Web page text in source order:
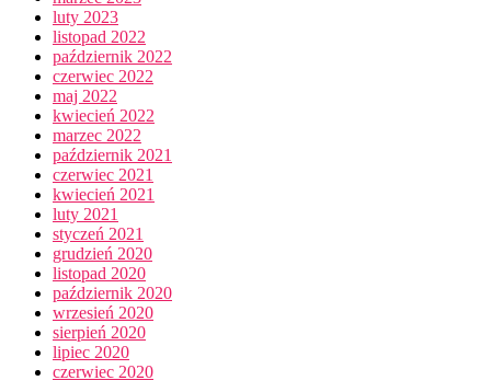
luty 2023
listopad 2022
październik 2022
czerwiec 2022
maj 2022
kwiecień 2022
marzec 2022
październik 2021
czerwiec 2021
kwiecień 2021
luty 2021
styczeń 2021
grudzień 2020
listopad 2020
październik 2020
wrzesień 2020
sierpień 2020
lipiec 2020
czerwiec 2020